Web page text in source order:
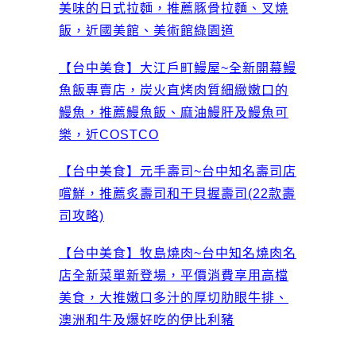
美味的日式拉麵，推薦豚骨拉麵、叉燒
飯，近國美館、美術館綠園道
【台中美食】大江戶町鰻屋~全新開幕鰻
魚飯專賣店，炭火直烤肉質細緻嫩口的
鰻魚，推薦鰻魚飯、麻油鰻肝及鰻魚可
樂，近COSTCO
【台中美食】元手壽司~台中知名壽司店
嚐鮮，推薦炙壽司和干貝握壽司(22款壽
司攻略)
【台中美食】牧島燒肉~台中知名燒肉名
店全新菜單新登場，平價消費享用高檔
美食，大推嫩口多汁的厚切肋眼牛排、
澳洲和牛及爆好吃的伊比利豬